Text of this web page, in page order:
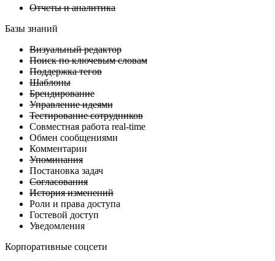
Отчеты и аналитика
Базы знаний
Визуальный редактор
Поиск по ключевым словам
Поддержка тегов
Шаблоны
Брендирование
Управление идеями
Тестирование сотрудников
Совместная работа real-time
Обмен сообщениями
Комментарии
Упоминания
Постановка задач
Согласования
История изменений
Роли и права доступа
Гостевой доступ
Уведомления
Корпоративные соцсети